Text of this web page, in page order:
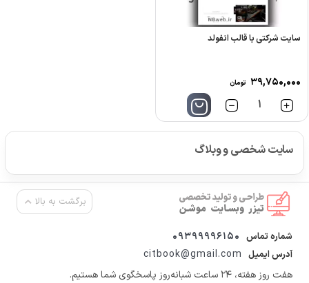
سایت شرکتی با قالب انفولد
۳۹,۷۵۰,۰۰۰ تومان
تعداد
سایت شخصی و وبلاگ
برگشت به بالا
شماره تماس 09399996150
آدرس ایمیل citbook@gmail.com
هفت روز هفته، ۲۴ ساعت شبانه‌روز پاسخگوی شما هستیم.